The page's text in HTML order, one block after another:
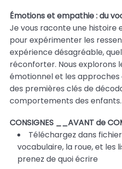
Émotions et empathie : du
Je vous raconte une histoire
pour expérimenter les
expérience désagréable,
réconforter. Nous explorons
émotionnel et les approches
des premières clés de
comportements des enfants.
CONSIGNES __AVANT de
Téléchargez dans
vocabulaire, la roue, et les
prenez de quoi écrire